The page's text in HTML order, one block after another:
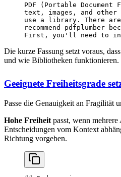
PDF (Portable
text, images, and
use a library. There
recommend pdfplumber
First, you'll need to
Die kurze Fassung setzt voraus,
und wie Bibliotheken funktionieren.
Geeignete Freiheitsgrade
Passe die Genauigkeit an Fragilität
Hohe Freiheit passt, wenn
Entscheidungen vom Kontext
Richtung vorgeben.